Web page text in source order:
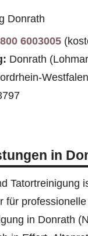
6003005
Donrath
Westfalen
in
Tatortreinigung
für
in Donrath